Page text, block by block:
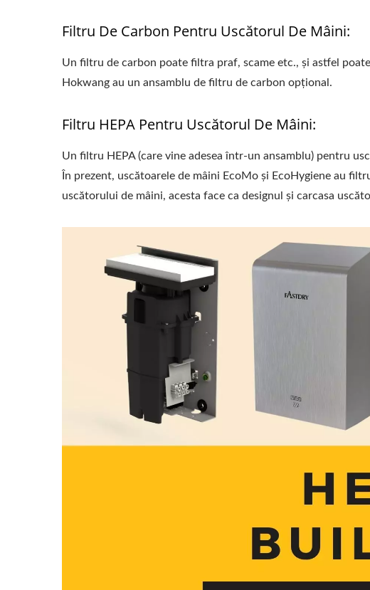
Filtru De Carbon Pentru Uscătorul De Mâini:
Un filtru de carbon poate filtra praf, scame etc., și astfel
Hokwang au un ansamblu de filtru de carbon opțional.
Filtru HEPA Pentru Uscătorul De Mâini:
Un filtru HEPA (care vine adesea într-un ansamblu) pentru
În prezent, uscătoarele de mâini EcoMo și EcoHygiene au
uscătorului de mâini, acesta face ca designul și carcasa